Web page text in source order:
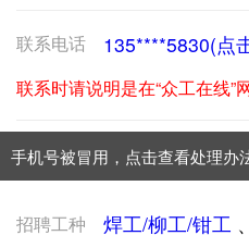
联系电话 135****5830(点
联系时请说明是在“众工在线”
手机号被冒用，点击查看处理办法
防骗常识：学会这些不上当？
招聘工种 焊工/柳工/钳工 、